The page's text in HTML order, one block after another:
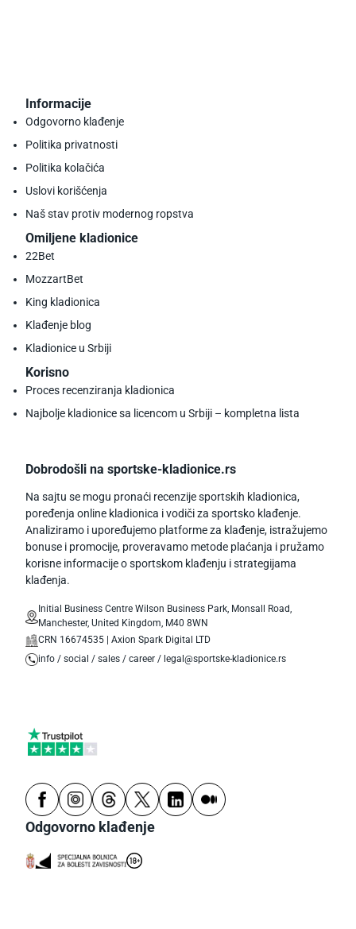
Informacije
Odgovorno klađenje
Politika privatnosti
Politika kolačića
Uslovi korišćenja
Naš stav protiv modernog ropstva
Omiljene kladionice
22Bet
MozzartBet
King kladionica
Klađenje blog
Kladionice u Srbiji
Korisno
Proces recenziranja kladionica
Najbolje kladionice sa licencom u Srbiji – kompletna lista
Dobrodošli na sportske-kladionice.rs
Na sajtu se mogu pronaći recenzije sportskih kladionica,
poređenja online kladionica i vodiči za sportsko klađenje.
Analiziramo i upoređujemo platforme za klađenje, istražujemo
bonuse i promocije, proveravamo metode plaćanja i pružamo
korisne informacije o sportskom klađenju i strategijama
klađenja.
Initial Business Centre Wilson Business Park, Monsall Road,
Manchester, United Kingdom, M40 8WN
CRN 16674535 | Axion Spark Digital LTD
info / social / sales / career / legal@sportske-kladionice.rs
Odgovorno klađenje